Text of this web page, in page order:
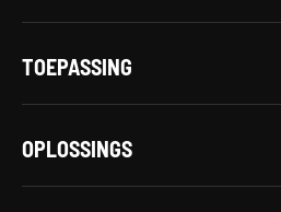
TOEPASSING
OPLOSSINGS